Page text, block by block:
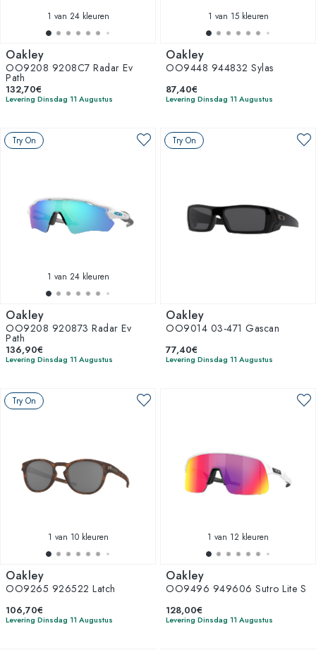
1 van 24 kleuren
Oakley
OO9208 9208C7 Radar Ev
Path
132,70€
Levering Dinsdag 11 Augustus
1 van 15 kleuren
Oakley
OO9448 944832 Sylas
87,40€
Levering Dinsdag 11 Augustus
Try On
1 van 24 kleuren
Oakley
OO9208 920873 Radar Ev
Path
136,90€
Levering Dinsdag 11 Augustus
Try On
Oakley
OO9014 03-471 Gascan
77,40€
Levering Dinsdag 11 Augustus
Try On
1 van 10 kleuren
Oakley
OO9265 926522 Latch
106,70€
Levering Dinsdag 11 Augustus
1 van 12 kleuren
Oakley
OO9496 949606 Sutro Lite S
128,00€
Levering Dinsdag 11 Augustus